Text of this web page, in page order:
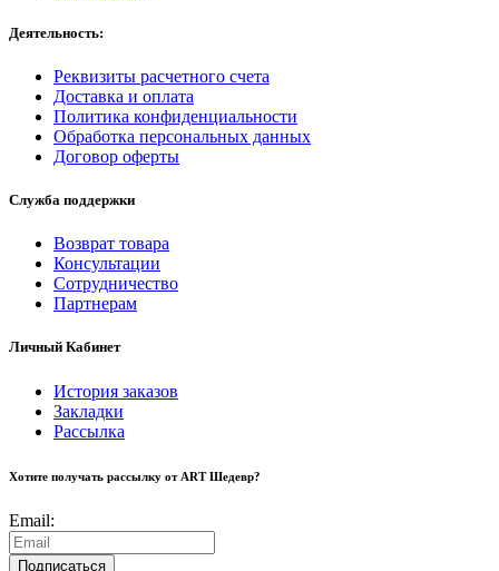
Деятельность:
Реквизиты расчетного счета
Доставка и оплата
Политика конфиденциальности
Обработка персональных данных
Договор оферты
Служба поддержки
Возврат товара
Консультации
Сотрудничество
Партнерам
Личный Кабинет
История заказов
Закладки
Рассылка
Хотите получать рассылку от ART Шедевр?
Email:
Подписаться